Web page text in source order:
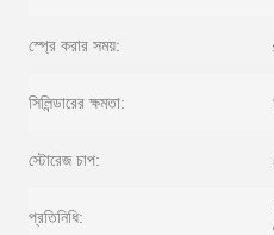
স্প্রে করার সময়:
সিলিন্ডারের ক্ষমতা:
স্টোরেজ চাপ:
প্রতিনিধি: